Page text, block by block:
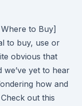
to Buy]
to buy, use or
obvious that
yet to hear
how and
out this